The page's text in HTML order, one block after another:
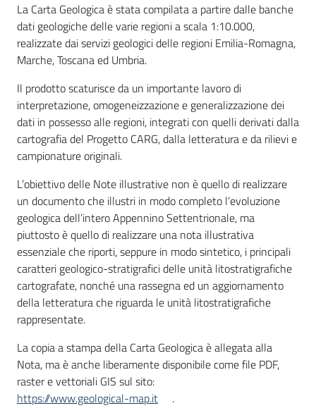
La Carta Geologica è stata compilata a partire dalle banche
dati geologiche delle varie regioni a scala 1:10.000,
realizzate dai servizi geologici delle regioni Emilia-Romagna,
Marche, Toscana ed Umbria.
Il prodotto scaturisce da un importante lavoro di
interpretazione, omogeneizzazione e generalizzazione dei
dati in possesso alle regioni, integrati con quelli derivati dalla
cartografia del Progetto CARG, dalla letteratura e da rilievi e
campionature originali.
L’obiettivo delle Note illustrative non è quello di realizzare
un documento che illustri in modo completo l’evoluzione
geologica dell’intero Appennino Settentrionale, ma
piuttosto è quello di realizzare una nota illustrativa
essenziale che riporti, seppure in modo sintetico, i principali
caratteri geologico-stratigrafici delle unità litostratigrafiche
cartografate, nonché una rassegna ed un aggiornamento
della letteratura che riguarda le unità litostratigrafiche
rappresentate.
La copia a stampa della Carta Geologica è allegata alla
Nota, ma è anche liberamente disponibile come file PDF,
raster e vettoriali GIS sul sito:
https://www.geological-map.it
.